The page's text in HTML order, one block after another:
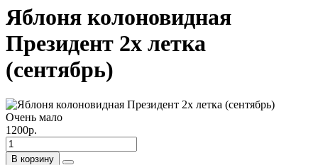
Яблоня колоновидная
Президент 2х летка
(сентябрь)
Очень мало
1200р.
В корзину